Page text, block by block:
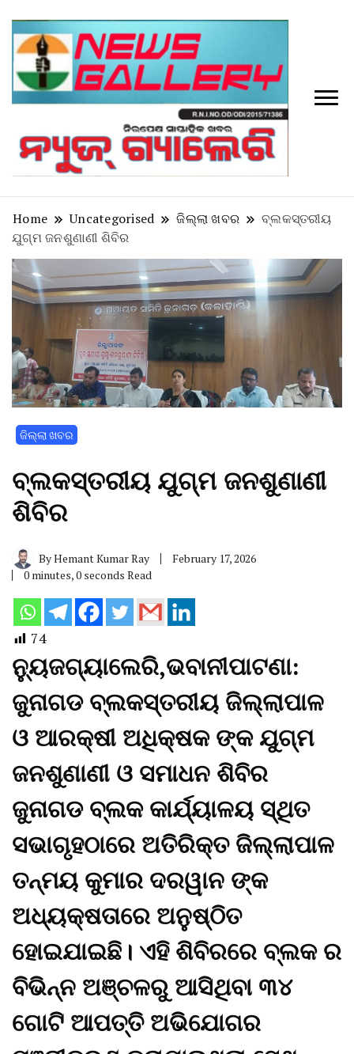
Home Uncategorised ଜିଲ୍ଲା ଖବର
ବ୍ଲକସ୍ତରୀୟ
ଯୁଗ୍ମ ଜନଶୁଣାଣୀ ଶିବିର
ଜିଲ୍ଲା ଖବର
ବ୍ଲକସ୍ତରୀୟ ଯୁଗ୍ମ ଜନଶୁଣାଣୀ
ଶିବିର
ByHemant Kumar Ray
February 17, 2026
0 minutes, 0 seconds Read
74
ନ୍ୟୁଜଗ୍ୟାଲେରି,ଭବାନୀପାଟଣା:
ଜୁନାଗଡ ବ୍ଲକସ୍ତରୀୟ ଜିଲ୍ଲାପାଳ
ଓ ଆରକ୍ଷୀ ଅଧିକ୍ଷକ ଙ୍କ ଯୁଗ୍ମ
ଜନଶୁଣାଣୀ ଓ ସମାଧନ ଶିବିର
ଜୁନାଗଡ ବ୍ଲକ କାର୍ଯ୍ୟାଳୟ ସ୍ଥିତ
ସଭାଗୃହଠାରେ ଅତିରିକ୍ତ ଜିଲ୍ଲାପାଳ
ତନ୍ମୟ କୁମାର ଦରୱାନ ଙ୍କ
ଅଧ୍ୟକ୍ଷତାରେ ଅନୁଷ୍ଠିତ
ହୋଇଯାଇଛି। ଏହି ଶିବିରରେ ବ୍ଲକ ର
ବିଭିନ୍ନ ଅଞ୍ଚଳରୁ ଆସିଥିବା ୩୪
ଗୋଟି ଆପତ୍ତି ଅଭିଯୋଗର